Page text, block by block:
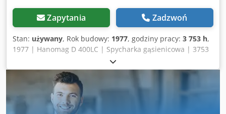
Zapytania Zadzwoń
Stan: używany, Rok budowy: 1977, godziny pracy: 3 753 h,
1977 | Hanomag D 400LC | Spycharka gąsienicowa | 3753
motogodzin 📍 Lokalizacja: Niemcy 🚛 Dostawa możliwa do
Twojej lokalizacji – Skorzystaj z naszego kalkulatora
kosztów transportu, aby oszacować wydatki! 💰 Kup teraz
za 7 500 EUR lub złóż ofertę. Płatność przy odbiorze
dostępna za niewielką opłatą (po akceptacji)* 👷‍♂️